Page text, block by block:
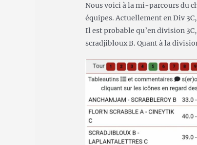
Nous voici à la mi-parcours du
équipes. Actuellement en Div
Il est probable qu’en division
scradjibloux B. Quant à la